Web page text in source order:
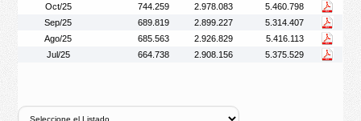
Oct/25
744.259 2.978.083
5.460.798
Sep/25
689.819 2.899.227
5.314.407
Ago/25
685.563 2.926.829
5.416.113
Jul/25
664.738 2.908.156 5.375.529